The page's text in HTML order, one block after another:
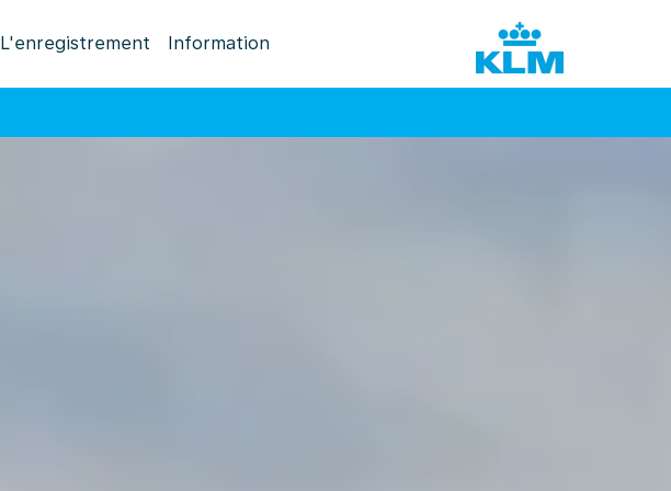
L'enregistrement Information